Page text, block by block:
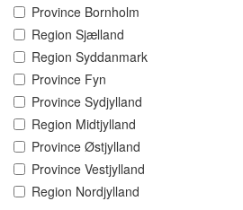
Province Bornholm
Region Sjælland
Region Syddanmark
Province Fyn
Province Sydjylland
Region Midtjylland
Province Østjylland
Province Vestjylland
Region Nordjylland